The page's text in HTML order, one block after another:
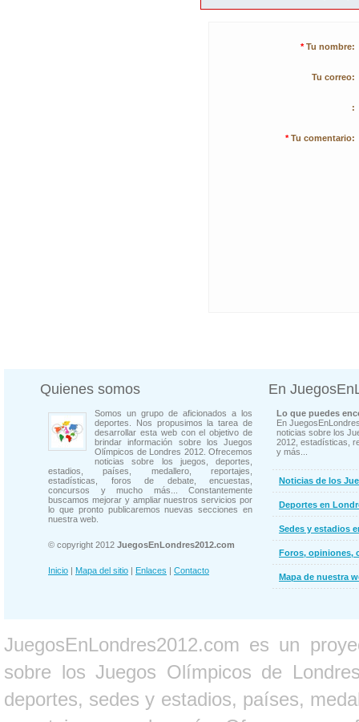
* Tu nombre:
Tu correo:
:
* Tu comentario:
Quienes somos
Somos un grupo de aficionados a los
deportes. Nos propusimos la tarea de
desarrollar esta web con el objetivo de
brindar información sobre los Juegos
Olímpicos de Londres 2012. Ofrecemos
noticias sobre los juegos, deportes,
estadios, países, medallero, reportajes,
estadísticas, foros de debate, encuestas,
concursos y mucho más... Constantemente
buscamos mejorar y ampliar nuestros servicios por
lo que pronto publicaremos nuevas secciones en
nuestra web.
© copyright 2012 JuegosEnLondres2012.com
Inicio | Mapa del sitio | Enlaces | Contacto
En
Lo que puedes
En
noticias sobre los
2012, estadísticas,
y más...
Noticias de los
Deportes en
Sedes y estadios
Foros, opiniones,
Mapa de nuestra
JuegosEnLondres2012.com es un
sobre los Juegos Olímpicos de
deportes, sedes y estadios, países,